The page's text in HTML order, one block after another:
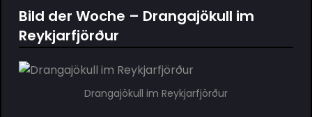
Bild der Woche – Drangajökull im
Reykjarfjörður
Drangajökull im Reykjarfjörður